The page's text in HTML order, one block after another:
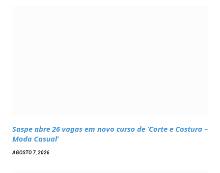
Saspe abre 26 vagas em novo curso de ‘Corte e Costura –
Moda Casual’
AGOSTO 7, 2026